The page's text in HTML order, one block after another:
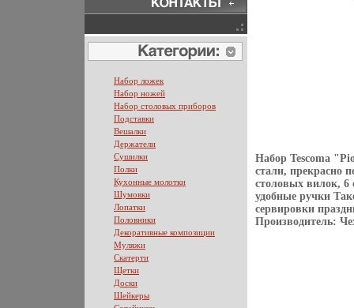
Набор Tescoma
стали, прекрасно
столовых вилок,
удобные ручки
сервировки
Производитель:
Набор ложек
Набор ножей
Набор столовых приборов
Подставки
Вешалки
Держатели
Сушилки
Полки
Кухонные молотки
Шумовки
Лопатки
Половники
Декоративные композиции
Муляжи
Скатерти
Щетки
Доски
Шейкеры